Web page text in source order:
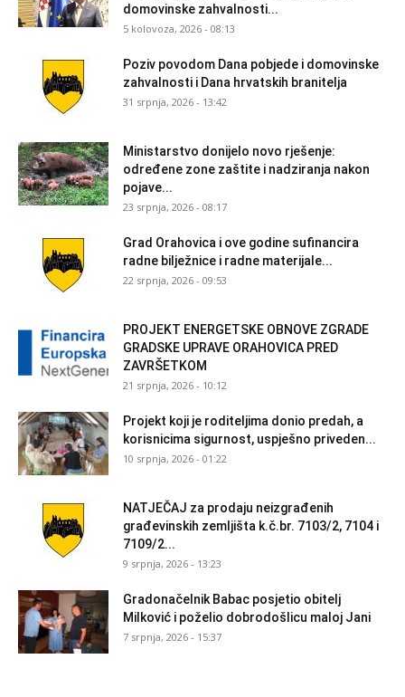
domovinske zahvalnosti...
5 kolovoza, 2026 - 08:13
Poziv povodom Dana pobjede i domovinske
zahvalnosti i Dana hrvatskih branitelja
31 srpnja, 2026 - 13:42
Ministarstvo donijelo novo rješenje:
određene zone zaštite i nadziranja nakon
pojave...
23 srpnja, 2026 - 08:17
Grad Orahovica i ove godine sufinancira
radne bilježnice i radne materijale...
22 srpnja, 2026 - 09:53
PROJEKT ENERGETSKE OBNOVE ZGRADE
GRADSKE UPRAVE ORAHOVICA PRED
ZAVRŠETKOM
21 srpnja, 2026 - 10:12
Projekt koji je roditeljima donio predah, a
korisnicima sigurnost, uspješno priveden...
10 srpnja, 2026 - 01:22
NATJEČAJ za prodaju neizgrađenih
građevinskih zemljišta k.č.br. 7103/2, 7104 i
7109/2...
9 srpnja, 2026 - 13:23
Gradonačelnik Babac posjetio obitelj
Milković i poželio dobrodošlicu maloj Jani
7 srpnja, 2026 - 15:37